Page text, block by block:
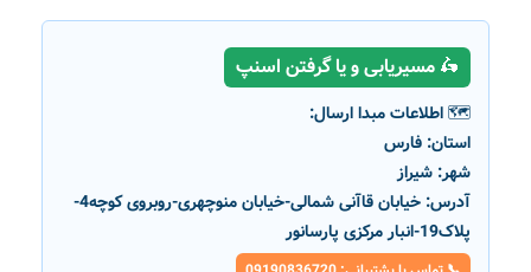
🛵 مسیریابی و یا گرفتن اسنپ
🗺️ اطلاعات مبدا ارسال:
استان: فارس
شهر: شیراز
آدرس:
خیابان قاآنی شمالی-خیابان منوچهری-روبروی کوچه4-
پلاک19-انبار مرکزی پارسانور